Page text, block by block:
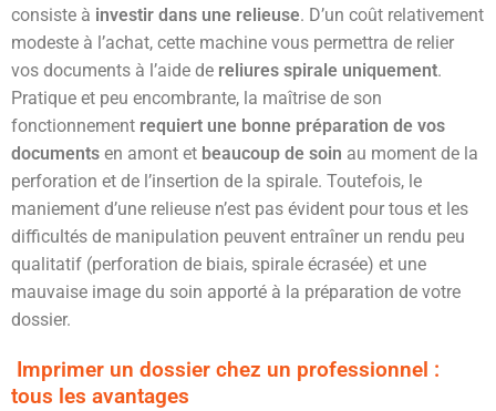
consiste à investir dans une relieuse. D’un coût relativement
modeste à l’achat, cette machine vous permettra de relier
vos documents à l’aide de reliures spirale uniquement.
Pratique et peu encombrante, la maîtrise de son
fonctionnement requiert une bonne préparation de vos
documents en amont et beaucoup de soin au moment de la
perforation et de l’insertion de la spirale. Toutefois, le
maniement d’une relieuse n’est pas évident pour tous et les
difficultés de manipulation peuvent entraîner un rendu peu
qualitatif (perforation de biais, spirale écrasée) et une
mauvaise image du soin apporté à la préparation de votre
dossier.
Imprimer un dossier chez un professionnel :
tous les avantages